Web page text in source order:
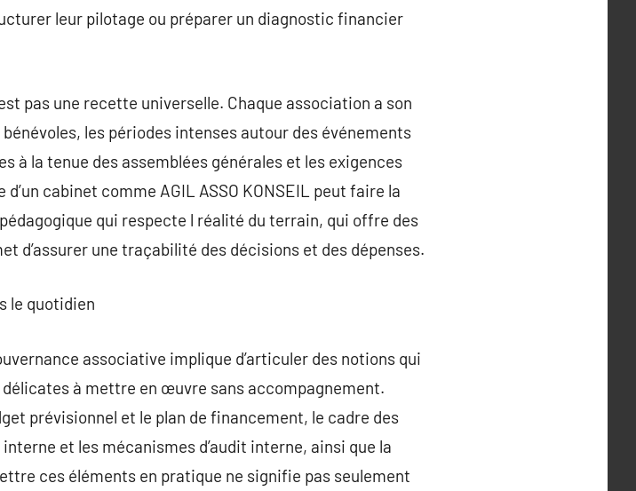
leur pilotage ou préparer un diagnostic financier
pas une recette universelle. Chaque association a son
les périodes intenses autour des événements
à la tenue des assemblées générales et les exigences
cabinet comme AGIL ASSO KONSEIL peut faire la
qui respecte l réalité du terrain, qui offre des
d’assurer une traçabilité des décisions et des dépenses.
le quotidien
associative implique d’articuler des notions qui
à mettre en œuvre sans accompagnement.
prévisionnel et le plan de financement, le cadre des
et les mécanismes d’audit interne, ainsi que la
ces éléments en pratique ne signifie pas seulement